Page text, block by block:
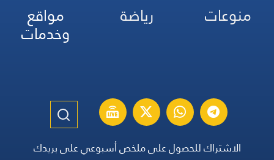
منوعات
رياضة مواقع
وخدمات
الاشتراك للحصول على ملخص أسبوعي على بريدك